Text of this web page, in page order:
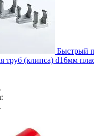
Быстрый
труб (клипса) d16мм